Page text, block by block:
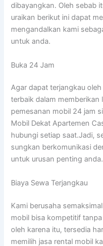
dibayangkan. Oleh sebab
uraikan berikut ini dapat
mengandalkan kami
untuk anda.
Buka 24 Jam
Agar dapat terjangkau
terbaik dalam memberikan
pemesanan mobil 24 jam
Mobil Dekat Apartemen
hubungi setiap saat.Jadi,
sungkan berkomunikasi
untuk urusan penting anda.
Biaya Sewa Terjangkau
Kami berusaha
mobil bisa kompetitif
oleh karena itu, tersedia
memilih jasa rental mobil